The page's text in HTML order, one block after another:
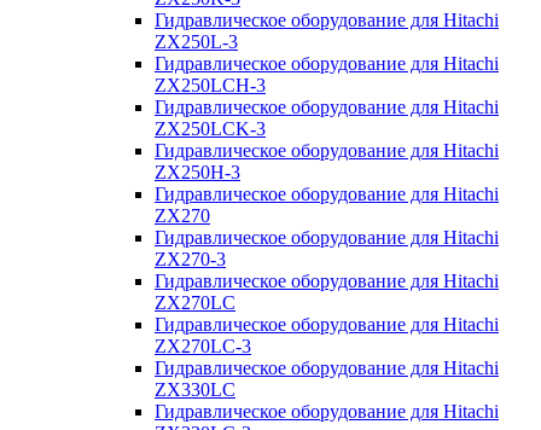
Гидравлическое оборудование для Hitachi
ZX250L-3
Гидравлическое оборудование для Hitachi
ZX250LCH-3
Гидравлическое оборудование для Hitachi
ZX250LCK-3
Гидравлическое оборудование для Hitachi
ZX250Н-3
Гидравлическое оборудование для Hitachi
ZX270
Гидравлическое оборудование для Hitachi
ZX270-3
Гидравлическое оборудование для Hitachi
ZX270LC
Гидравлическое оборудование для Hitachi
ZX270LC-3
Гидравлическое оборудование для Hitachi
ZX330LC
Гидравлическое оборудование для Hitachi